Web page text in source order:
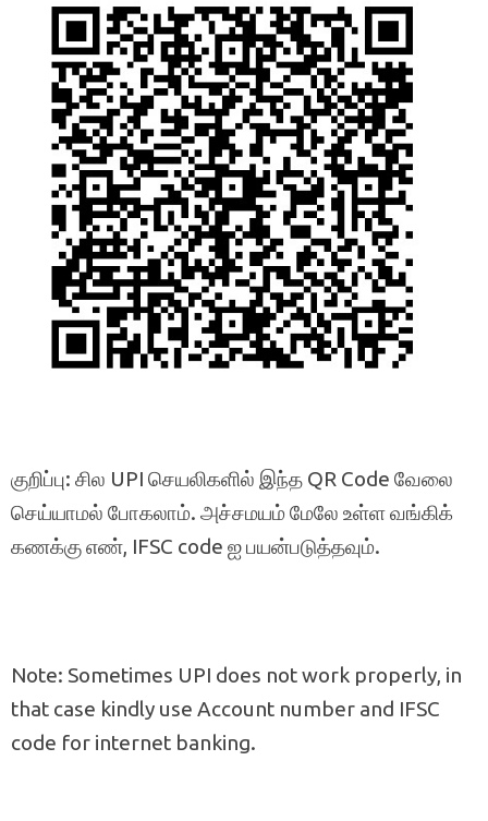
குறிப்பு: சில UPI செயலிகளில் இந்த QR Code வேலை
செய்யாமல் போகலாம். அச்சமயம் மேலே உள்ள வங்கிக்
கணக்கு எண், IFSC code ஐ பயன்படுத்தவும்.
Note: Sometimes UPI does not work properly, in
that case kindly use Account number and IFSC
code for internet banking.